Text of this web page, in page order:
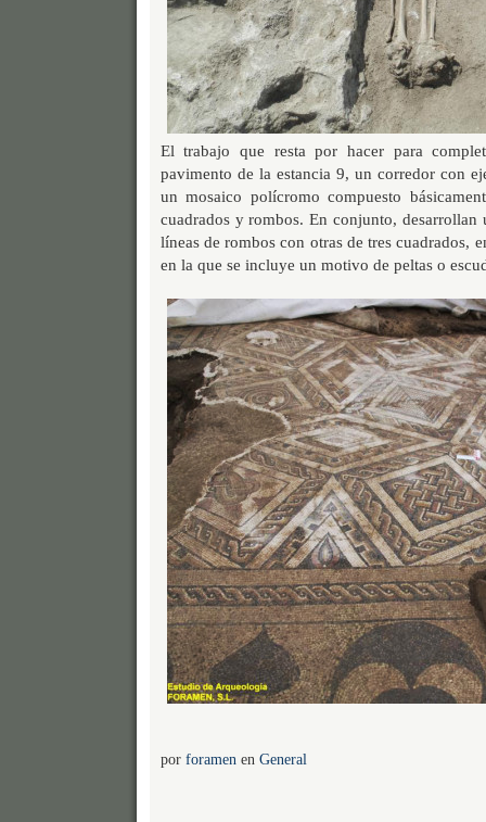
El trabajo que resta por hacer para
pavimento de la estancia 9, un corredor con
un mosaico polícromo compuesto
cuadrados y rombos. En conjunto, desarrollan
líneas de rombos con otras de tres cuadrados,
en la que se incluye un motivo de peltas o
por foramenen General